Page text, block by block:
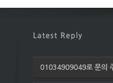
01034909049로 문의